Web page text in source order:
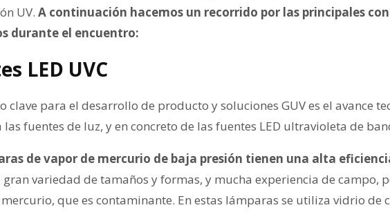
UV. A continuación hacemos un recorrido por las principales
durante el encuentro:
LED UVC
clave para el desarrollo de producto y soluciones GUV es el avance
las fuentes de luz, y en concreto de las fuentes LED ultravioleta de
de vapor de mercurio de baja presión tienen una alta
gran variedad de tamaños y formas, y mucha experiencia de campo,
que es contaminante. En estas lámparas se utiliza vidrio de